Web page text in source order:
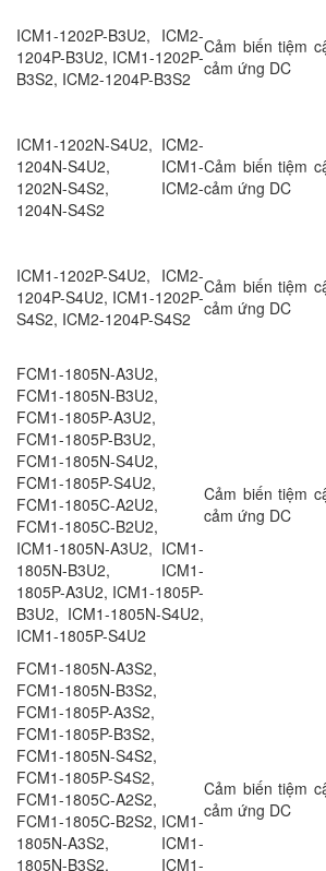
ICM1-1202P-B3U2, ICM2-
1204P-B3U2, ICM1-1202P-
B3S2, ICM2-1204P-B3S2
Cảm biến tiệm
cảm ứng DC
ICM1-1202N-S4U2, ICM2-
1204N-S4U2, ICM1-
1202N-S4S2, ICM2-
1204N-S4S2
Cảm biến tiệm
cảm ứng DC
ICM1-1202P-S4U2, ICM2-
1204P-S4U2, ICM1-1202P-
S4S2, ICM2-1204P-S4S2
Cảm biến tiệm
cảm ứng DC
FCM1-1805N-A3U2,
FCM1-1805N-B3U2,
FCM1-1805P-A3U2,
FCM1-1805P-B3U2,
FCM1-1805N-S4U2,
FCM1-1805P-S4U2,
FCM1-1805C-A2U2,
FCM1-1805C-B2U2,
ICM1-1805N-A3U2, ICM1-
1805N-B3U2, ICM1-
1805P-A3U2, ICM1-1805P-
B3U2, ICM1-1805N-S4U2,
ICM1-1805P-S4U2
Cảm biến tiệm
cảm ứng DC
FCM1-1805N-A3S2,
FCM1-1805N-B3S2,
FCM1-1805P-A3S2,
FCM1-1805P-B3S2,
FCM1-1805N-S4S2,
FCM1-1805P-S4S2,
FCM1-1805C-A2S2,
FCM1-1805C-B2S2, ICM1-
1805N-A3S2, ICM1-
1805N-B3S2, ICM1-
Cảm biến tiệm
cảm ứng DC